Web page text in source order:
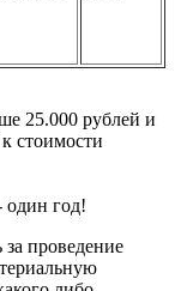
25.000 рублей и
стоимости
один год!
проведение